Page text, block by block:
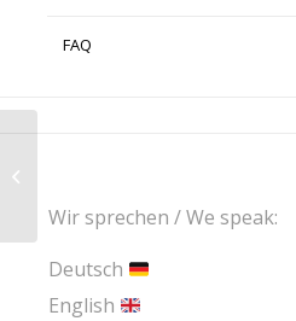
FAQ
Wir sprechen / We speak:
Deutsch
English